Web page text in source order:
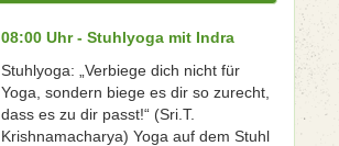
08:00 Uhr - Stuhlyoga mit Indra
Stuhlyoga: „Verbiege dich nicht für
Yoga, sondern biege es dir so zurecht,
dass es zu dir passt!“ (Sri.T.
Krishnamacharya) Yoga auf dem Stuhl